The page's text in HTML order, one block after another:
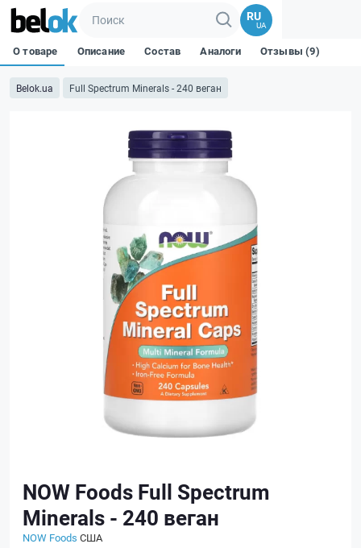
RU
UA
Belok.ua Full Spectrum Minerals - 240 веган
О товаре Описание Состав Аналоги Отзывы (9)
NOW Foods Full Spectrum
Minerals - 240 веган
NOW Foods США